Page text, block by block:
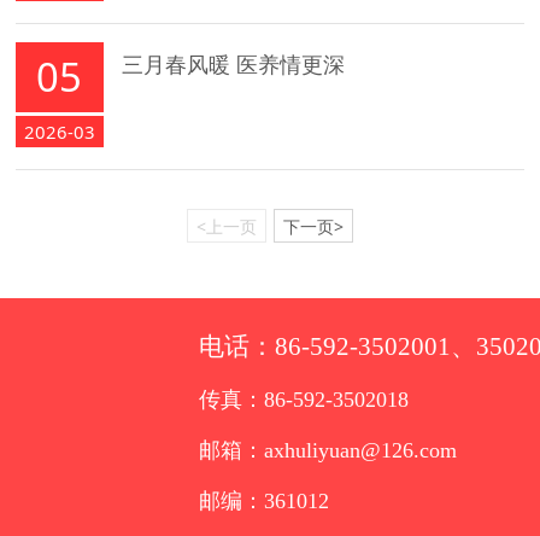
05
2026-03
三月春风暖 医养情更深
<上一页 下一页>
电话：86-592-3502001、
传真：86-592-3502018
邮箱：axhuliyuan@126.com
邮编：361012